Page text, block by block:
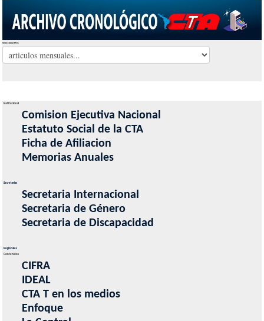
Seleccionar Mes
Institucional
Comision Ejecutiva Nacional
Estatuto Social de la CTA
Ficha de Afiliacion
Memorias Anuales
Secretarias
Secretaria Internacional
Secretaria de Género
Secretaria de Discapacidad
Regionales
Contenidos
CIFRA
IDEAL
CTA T en los medios
Enfoque